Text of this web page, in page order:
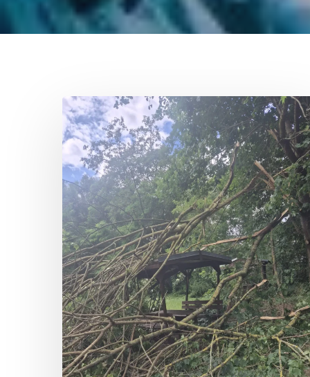
Hit enter to search or ESC to close
Sturmschaden
am
Weinbergteich